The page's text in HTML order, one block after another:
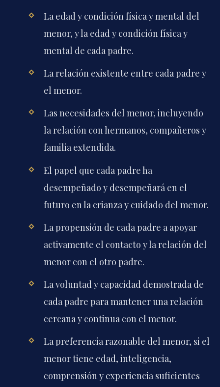
La edad y condición física y mental del
menor, y la edad y condición física y
mental de cada padre.
La relación existente entre cada padre y
el menor.
Las necesidades del menor, incluyendo
la relación con hermanos, compañeros y
familia extendida.
El papel que cada padre ha
desempeñado y desempeñará en el
futuro en la crianza y cuidado del menor.
La propensión de cada padre a apoyar
activamente el contacto y la relación del
menor con el otro padre.
La voluntad y capacidad demostrada de
cada padre para mantener una relación
cercana y continua con el menor.
La preferencia razonable del menor, si el
menor tiene edad, inteligencia,
comprensión y experiencia suficientes